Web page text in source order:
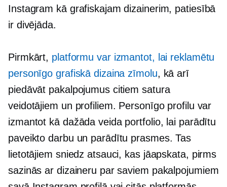
Instagram kā grafiskajam dizainerim, patiesībā
ir divējāda.
Pirmkārt, platformu var izmantot, lai reklamētu
personīgo grafiskā dizaina zīmolu, kā arī
piedāvāt pakalpojumus citiem satura
veidotājiem un profiliem. Personīgo profilu var
izmantot kā dažāda veida portfolio, lai parādītu
paveikto darbu un parādītu prasmes. Tas
lietotājiem sniedz atsauci, kas jāapskata, pirms
sazinās ar dizaineru par saviem pakalpojumiem